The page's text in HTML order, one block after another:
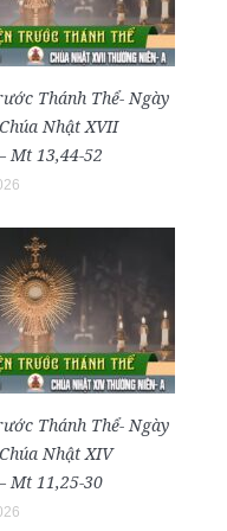
Thánh Thể- Ngày
Nhật XVII
Mt 13,44-52
Thánh Thể- Ngày
Nhật XIV
Mt 11,25-30